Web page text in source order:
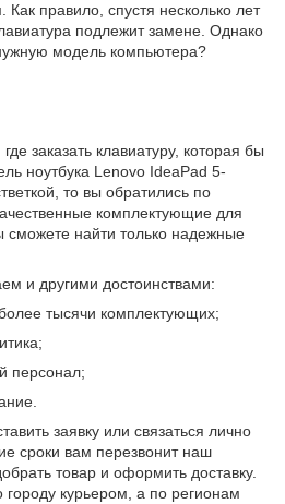
правило, спустя несколько лет
подлежит замене. Однако
модель компьютера?
заказать клавиатуру, которая бы
ноутбука Lenovo IdeaPad 5-
то вы обратились по
комплектующие для
найти только надежные
и другими достоинствами:
тысячи комплектующих;
персонал;
заявку или связаться лично
сроки вам перезвонит наш
товар и оформить доставку.
курьером, а по регионам